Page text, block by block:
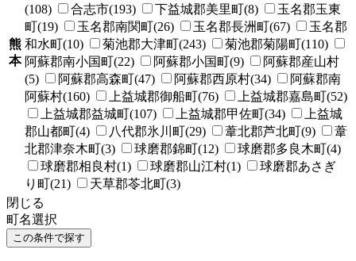
熊
本
(108)
合志市(193) 下益城郡美里町(8)
玉名郡玉東
町(19)
玉名郡南関町(26) 玉名郡長洲町(67)
玉名郡
和水町(10)
菊池郡大津町(243)
菊池郡菊陽町(110)
阿蘇郡南小国町(22)
阿蘇郡小国町(9)
阿蘇郡産山村
(5)
阿蘇郡高森町(47) 阿蘇郡西原村(34)
阿蘇郡南
阿蘇村(160)
上益城郡御船町(76)
上益城郡嘉島町(52)
上益城郡益城町(107)
上益城郡甲佐町(34)
上益城
郡山都町(4)
八代郡氷川町(29) 葦北郡芦北町(9)
葦
北郡津奈木町(3)
球磨郡錦町(12)
球磨郡多良木町(4)
球磨郡相良村(1)
球磨郡山江村(1)
球磨郡あさぎ
り町(21)
天草郡苓北町(3)
閉じる
町名選択